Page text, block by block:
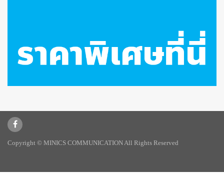
Copyright © MINICS COMMUNICATION All Rights Reserved